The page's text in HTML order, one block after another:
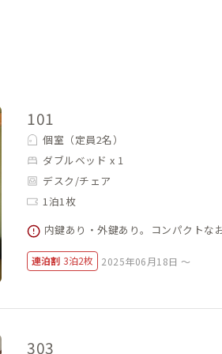
101
個室（定員2名）
ダブルベッド x 1
デスク/チェア
1泊1枚
内鍵あり・外鍵あり。コンパクトな
連泊割 3泊2枚 2025年06月18日 ～
303